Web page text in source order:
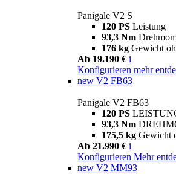
Panigale V2 S
120 PS Leistung
93,3 Nm
176 kg Gewicht
Ab 19.190 € i
Konfigurieren mehr
new V2 FB63
Panigale V2 FB63
120 PS
93,3 Nm
175,5 kg Gewicht
Ab 21.990 € i
Konfigurieren Mehr
new V2 MM93